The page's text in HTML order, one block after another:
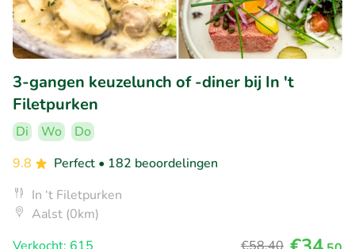
3-gangen keuzelunch of -diner bij In 't
Filetpurken
Di Wo
Do
9.8
Perfect • 182 beoordelingen
In ‘t Filetpurken
Aalst (0km)
Verkocht: 615
€58,40